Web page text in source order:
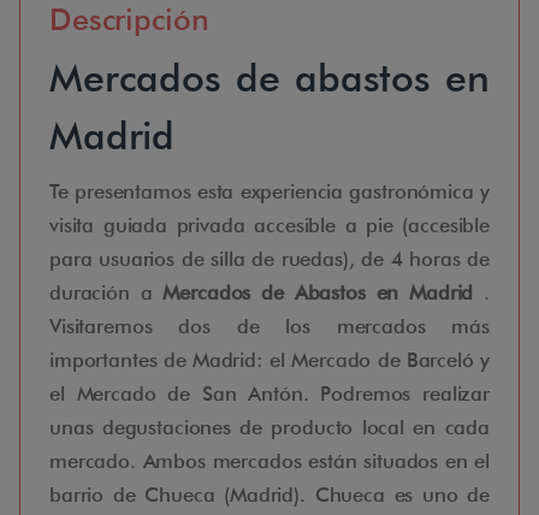
Descripción
Mercados de abastos en
Madrid
Te presentamos esta experiencia gastronómica y
visita guiada privada accesible a pie (accesible
para usuarios de silla de ruedas), de 4 horas de
duración aMercados de Abastos en Madrid
.
Visitaremos dos de los mercados más
importantes de Madrid: el Mercado de Barceló y
el Mercado de San Antón. Podremos realizar
unas degustaciones de producto local en cada
mercado. Ambos mercados están situados en el
barrio de Chueca (Madrid). Chueca es uno de